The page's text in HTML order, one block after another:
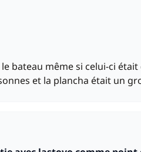
bateau même si celui-ci
et la plancha était un